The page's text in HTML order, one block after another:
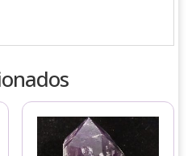
Este
producto